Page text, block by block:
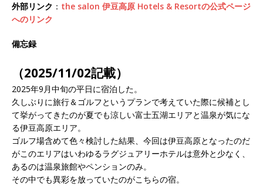
外部リンク ： the salon 伊豆高原 Hotels & Resortの公式ページ
へのリンク
備忘録
（2025/11/02記載）
2025年9月中旬の平日に宿泊した。
久しぶりに旅行＆ゴルフというプランで考えていた際に候補とし
て挙がってきたのが夏でも涼しい富士五湖エリアと温泉が気にな
る伊豆高原エリア。
ゴルフ場含めて色々検討した結果、今回は伊豆高原となったのだ
がこのエリアはいわゆるラグジュアリーホテルは意外と少なく、
あるのは温泉旅館やペンションのみ。
その中でも異彩を放っていたのがこちらの宿。